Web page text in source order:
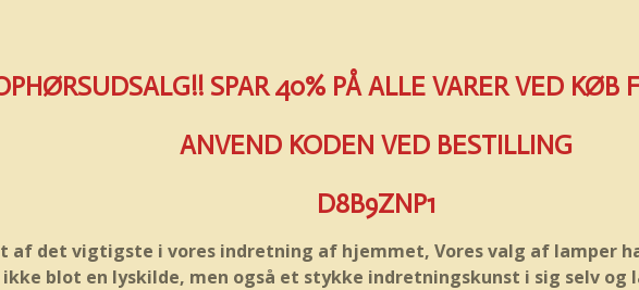
SPAR 40% PÅ ALLE VARER VED KØB
ANVEND KODEN VED BESTILLING
D8B9ZNP1
af det vigtigste i vores indretning af hjemmet, Vores valg af lamper
ikke blot en lyskilde, men også et stykke indretningskunst i sig selv og